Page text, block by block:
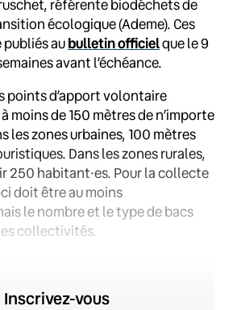
référente biodéchets de
écologique (Ademe). Ces
publiés aubulletin officielque le 9
avant l’échéance.
points d’apport volontaire
moins de 150 mètres de n’importe
les zones urbaines, 100 mètres
Dans les zones rurales,
250 habitant·es. Pour la collecte
doit être au moins
le nombre et le type de bacs
collectivités.
Inscrivez-vous